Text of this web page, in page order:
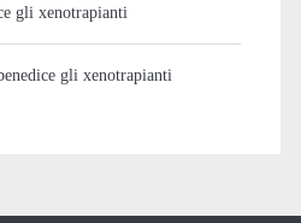
gli xenotrapianti
gli xenotrapianti